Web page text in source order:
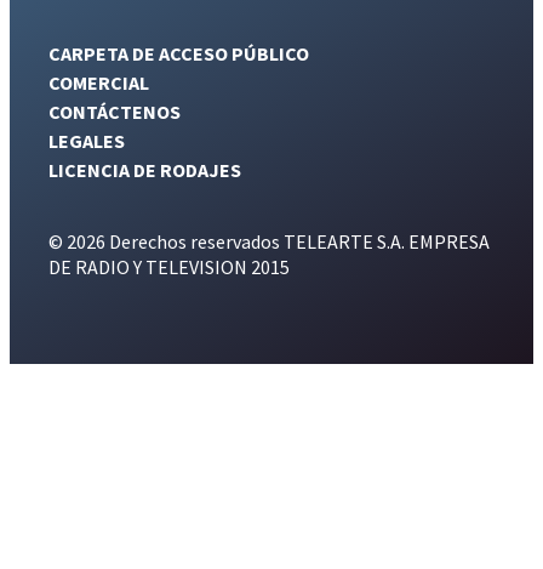
CARPETA DE ACCESO PÚBLICO
COMERCIAL
CONTÁCTENOS
LEGALES
LICENCIA DE RODAJES
© 2026 Derechos reservados TELEARTE S.A. EMPRESA
DE RADIO Y TELEVISION 2015